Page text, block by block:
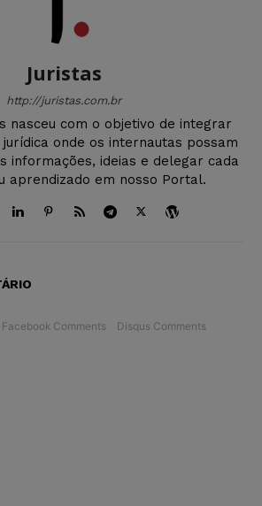
Juristas
http://juristas.com.br
nasceu com o objetivo de integrar
jurídica onde os internautas possam
informações, ideias e delegar cada
aprendizado em nosso Portal.
Facebook Comments Disqus Comments